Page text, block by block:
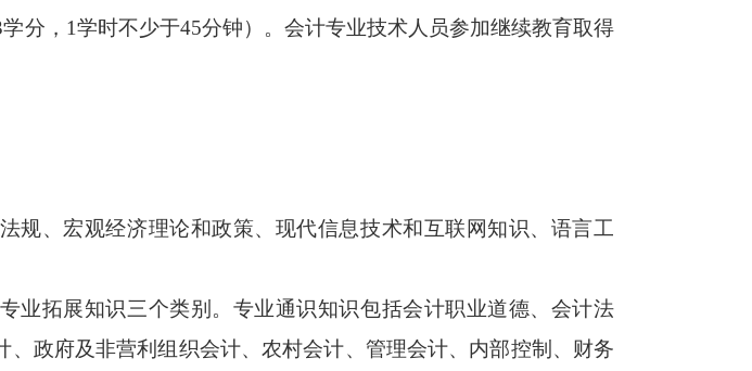
分，1学时不少于45分钟）。会计专业技术人员参加继续教育取得
、宏观经济理论和政策、现代信息技术和互联网知识、语言工
拓展知识三个类别。专业通识知识包括会计职业道德、会计法
政府及非营利组织会计、农村会计、管理会计、内部控制、财务